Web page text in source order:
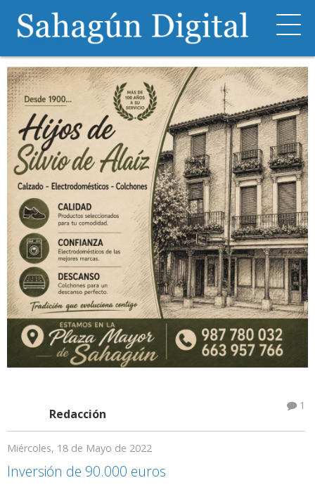
Redacción
1
Miércoles, 18 de Mayo de 2022
Inversión de 90.000 euros